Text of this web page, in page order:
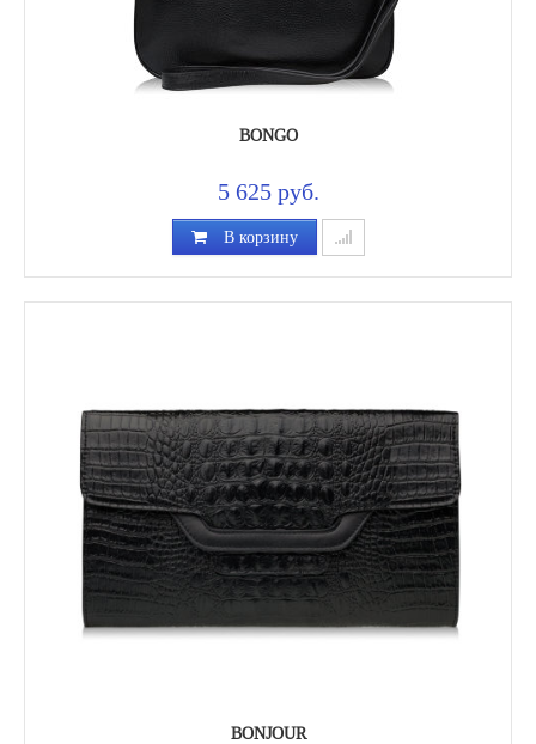
BONGO
5 625 руб.
В корзину
BONJOUR